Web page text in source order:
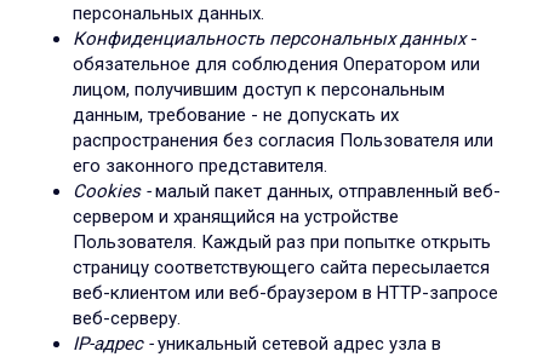
персональных данных.
Конфиденциальность персональных данных -
обязательное для соблюдения Оператором или
лицом, получившим доступ к персональным
данным, требование - не допускать их
распространения без согласия Пользователя или
его законного представителя.
Cookies - малый пакет данных, отправленный веб-
сервером и хранящийся на устройстве
Пользователя. Каждый раз при попытке открыть
страницу соответствующего сайта пересылается
веб-клиентом или веб-браузером в HTTP-запросе
веб-серверу.
IP-адрес - уникальный сетевой адрес узла в